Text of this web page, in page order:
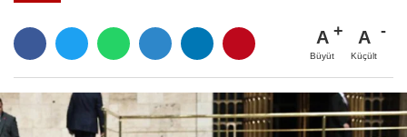
A
Büyüt
A
Küçült